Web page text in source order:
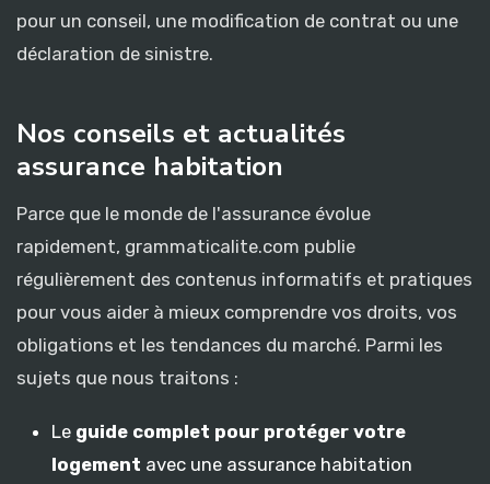
pour un conseil, une modification de contrat ou une
déclaration de sinistre.
Nos conseils et actualités
assurance habitation
Parce que le monde de l'assurance évolue
rapidement, grammaticalite.com publie
régulièrement des contenus informatifs et pratiques
pour vous aider à mieux comprendre vos droits, vos
obligations et les tendances du marché. Parmi les
sujets que nous traitons :
Le guide complet pour protéger votre
logement avec une assurance habitation